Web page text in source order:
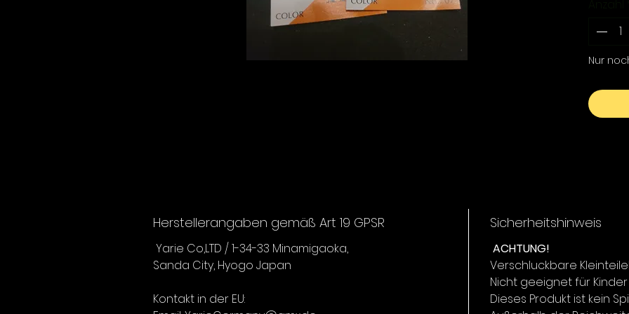
0,6 g
Der T-
Nur
Herstellerangaben gemäß Art 19 GPSR
Yarie Co,LTD / 1-34-33 Minamigaoka,
Sanda City, Hyogo Japan
Kontakt in der EU:
Sicherheitshinweis
ACHTUNG!
Verschluckbare Kleinteile!
Nicht geeignet für
Dieses Produkt ist kein